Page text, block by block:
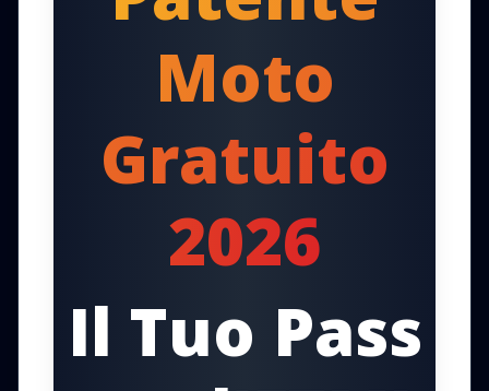
Moto
Gratuito
2026
Il Tuo Pass